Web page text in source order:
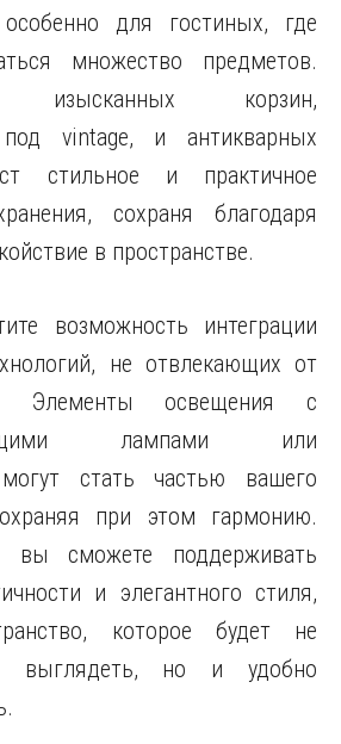
особенно для гостиных, где
множество предметов.
изысканных корзин,
под vintage, и антикварных
стильное и практичное
сохраня благодаря
в пространстве.
возможность интеграции
не отвлекающих от
Элементы освещения с
лампами или
стать частью вашего
при этом гармонию.
вы сможете поддерживать
и элегантного стиля,
которое будет не
выглядеть, но и удобно